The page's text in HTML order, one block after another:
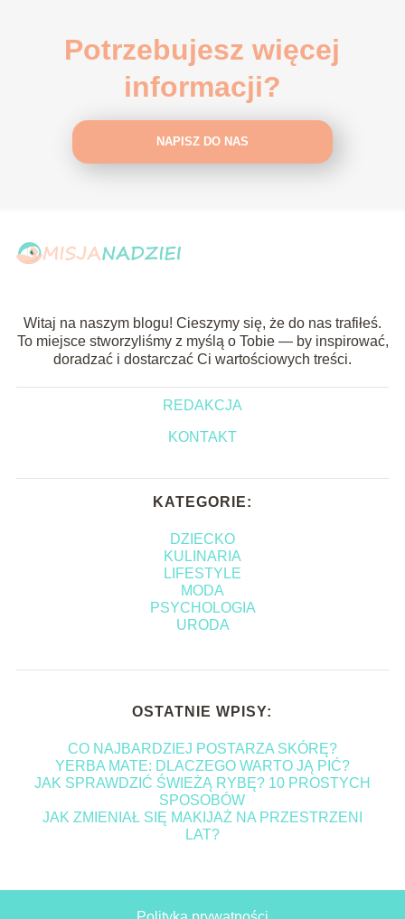
Potrzebujesz więcej
informacji?
NAPISZ DO NAS
Witaj na naszym blogu! Cieszymy się, że do nas trafiłeś.
To miejsce stworzyliśmy z myślą o Tobie — by inspirować,
doradzać i dostarczać Ci wartościowych treści.
REDAKCJA
KONTAKT
KATEGORIE:
DZIECKO
KULINARIA
LIFESTYLE
MODA
PSYCHOLOGIA
URODA
OSTATNIE WPISY:
CO NAJBARDZIEJ POSTARZA SKÓRĘ?
YERBA MATE: DLACZEGO WARTO JĄ PIĆ?
JAK SPRAWDZIĆ ŚWIEŻĄ RYBĘ? 10 PROSTYCH
SPOSOBÓW
JAK ZMIENIAŁ SIĘ MAKIJAŻ NA PRZESTRZENI
LAT?